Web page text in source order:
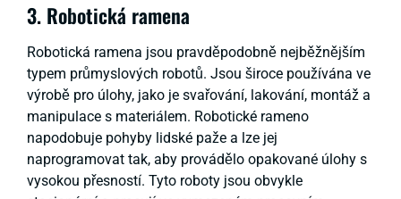
3. Robotická ramena
Robotická ramena jsou pravděpodobně nejběžnějším
typem průmyslových robotů. Jsou široce používána ve
výrobě pro úlohy, jako je svařování, lakování, montáž a
manipulace s materiálem. Robotické rameno
napodobuje pohyby lidské paže a lze jej
naprogramovat tak, aby provádělo opakované úlohy s
vysokou přesností. Tyto roboty jsou obvykle